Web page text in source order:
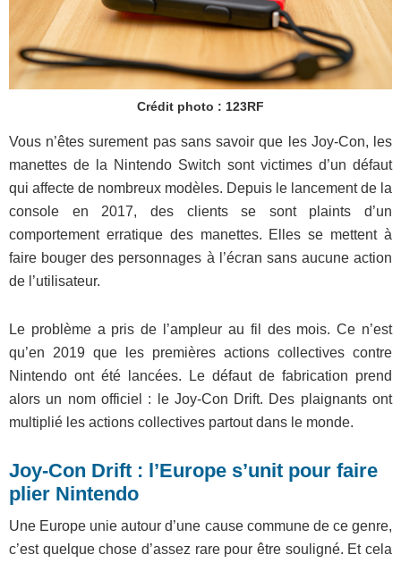
Crédit photo : 123RF
Vous n’êtes surement pas sans savoir que les Joy-Con, les
manettes de la Nintendo Switch sont victimes d’un défaut
qui affecte de nombreux modèles. Depuis le lancement de la
console en 2017, des clients se sont plaints d’un
comportement erratique des manettes. Elles se mettent à
faire bouger des personnages à l’écran sans aucune action
de l’utilisateur.
Le problème a pris de l’ampleur au fil des mois. Ce n’est
qu’en 2019 que les premières actions collectives contre
Nintendo ont été lancées. Le défaut de fabrication prend
alors un nom officiel : le Joy-Con Drift. Des plaignants ont
multiplié les actions collectives partout dans le monde.
Joy-Con Drift : l’Europe s’unit pour faire
plier Nintendo
Une Europe unie autour d’une cause commune de ce genre,
c’est quelque chose d’assez rare pour être souligné. Et cela